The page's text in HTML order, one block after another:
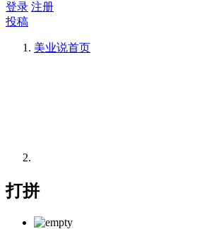
登录 注册
投稿
美业说首页
打拼